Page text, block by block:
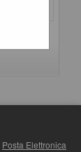
Posta Elettronica